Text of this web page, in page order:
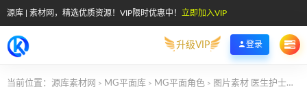
源库 | 素材网，精选优质资源！VIP限时优惠中！ 立即加入VIP
升级VIP 登录
当前位置： 源库素材网 > MG平面库 > MG平面角色 > 图片素材 医生护士专家团队插画扁平场景